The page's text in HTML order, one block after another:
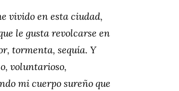
vivido en esta ciudad,
le gusta revolcarse en
tormenta, sequía. Y
voluntarioso,
mi cuerpo sureño que